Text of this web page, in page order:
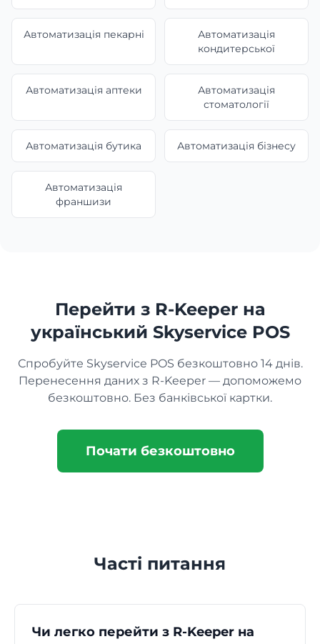
Автоматизація пекарні
Автоматизація
кондитерської
Автоматизація аптеки
Автоматизація
стоматології
Автоматизація бутика Автоматизація бізнесу
Автоматизація
франшизи
Перейти з R-Keeper на
український Skyservice POS
Спробуйте Skyservice POS безкоштовно 14 днів.
Перенесення даних з R-Keeper — допоможемо
безкоштовно. Без банківської картки.
Почати безкоштовно
Часті питання
Чи легко перейти з R-Keeper на